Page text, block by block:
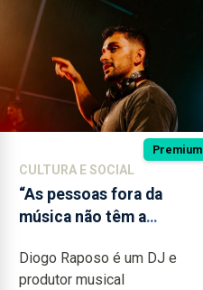
Premium
CULTURA E SOCIAL
“As pessoas fora da
música não têm a
produzir uma música”
Diogo Raposo é um DJ e
produtor musical